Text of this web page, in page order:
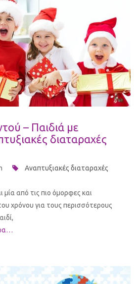
– Παιδιά με
διαταραχές
Αναπτυξιακές διαταραχές
μία από τις πιο όμορφες και
χρόνου για τους περισσότερους